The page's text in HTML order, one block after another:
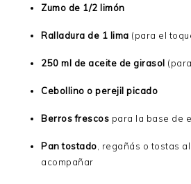
Zumo de 1/2 limón
Ralladura de 1 lima (para el
250 ml de aceite de girasol
Cebollino o perejil picado
Berros frescos para la base de
Pan tostado, regañás o tostas
acompañar